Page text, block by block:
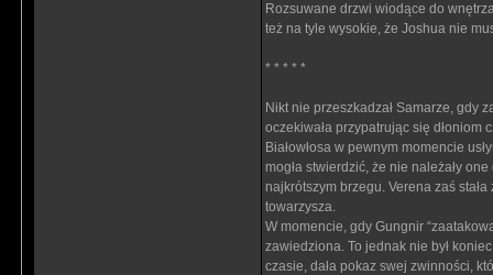
Rozsuwane drzwi wiodące do
też na tyle wysokie, że Joshua nie
* * * * *
Nikt nie przeszkadzał Samarze, gdy
oczekiwała przypatrując się
Białowłosa w pewnym momencie
mogła stwierdzić, że nie należały
najkrótszym brzegu. Verena zaś
towarzysza.
W momencie, gdy Gungnir
zawiedziona. To jednak nie był
czasie, dała pokaz swej zwinności,